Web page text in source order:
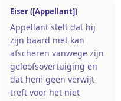
Eiser ([Appellant])
Appellant stelt dat hij
zijn baard niet kan
afscheren vanwege zijn
geloofsovertuiging en
dat hem geen verwijt
treft voor het niet